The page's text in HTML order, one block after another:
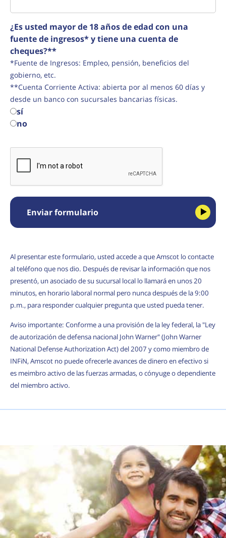
¿Es usted mayor de 18 años de edad con una
fuente de ingresos* y tiene una cuenta de
cheques?**
*Fuente de Ingresos: Empleo, pensión, beneficios del
gobierno, etc.
**Cuenta Corriente Activa: abierta por al menos 60 días y
desde un banco con sucursales bancarias físicas.
sí
no
Enviar formulario
Al presentar este formulario, usted accede a que Amscot lo contacte
al teléfono que nos dio. Después de revisar la información que nos
presentó, un asociado de su sucursal local lo llamará en unos 20
minutos, en horario laboral normal pero nunca después de la 9:00
p.m., para responder cualquier pregunta que usted pueda tener.
Aviso importante: Conforme a una provisión de la ley federal, la "Ley
de autorización de defensa nacional John Warner" (John Warner
National Defense Authorization Act) del 2007 y como miembro de
INFiN, Amscot no puede ofrecerle avances de dinero en efectivo si
es meimbro activo de las fuerzas armadas, o cónyuge o dependiente
del miembro activo.